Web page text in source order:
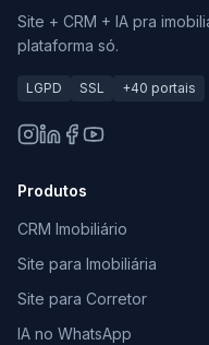
Site + CRM + IA pra
plataforma só.
LGPD SSL +40 portais
Produtos
CRM Imobiliário
Site para Imobiliária
Site para Corretor
IA no WhatsApp